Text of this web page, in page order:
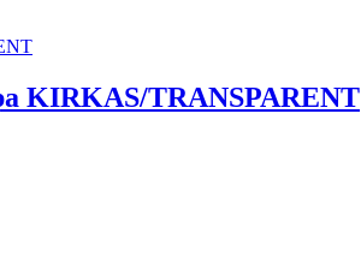
KIRKAS/TRANSPARENT